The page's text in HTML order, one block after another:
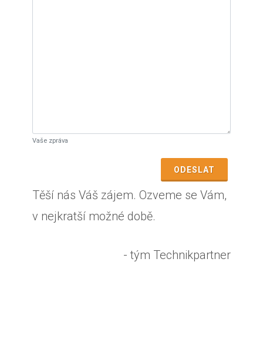
Vaše zpráva
ODESLAT
Těší nás Váš zájem. Ozveme se Vám,
v nejkratší možné době.
- tým Technikpartner